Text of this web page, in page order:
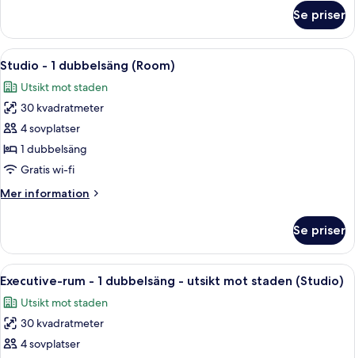
-
dubbelsäng
Eye
View)
Se priser
Öppna
alla
foton
för
Studio
-
1
(Room)
Ett modernt hotellrum med en soffa,
5
Studio - 1 dubbelsäng (Room)
Utsikt mot staden
30 kvadratmeter
4 sovplatser
1 dubbelsäng
Gratis wi-fi
Mer information
Mer
-
dubbelsäng
Se priser
Öppna
alla
foton
för
Executive-
Ett hotellrum med ett stort fönster,
7
Executive-rum - 1 dubbelsäng - utsikt mot staden (Studio)
Utsikt mot staden
30 kvadratmeter
4 sovplatser